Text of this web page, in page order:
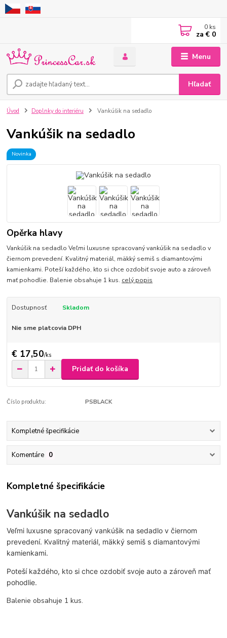
Menu
Hľadať
0 ks
za € 0
Úvod Doplnky do interiéru Vankúšik na sedadlo
Vankúšik na sedadlo
Novinka
Opěrka hlavy
Vankúšik na sedadlo Veľmi luxusne spracovaný vankúšik na sedadlo v
čiernom prevedení. Kvalitný materiál, mäkký semiš s diamantovými
kamienkami. Poteší každého, kto si chce ozdobiť svoje auto a zároveň
mať pohodlie. Balenie obsahuje 1 kus. celý popis
Dostupnosť Skladom
Nie sme platcovia DPH
€ 17,50/ks
Pridať do košíka
Číslo produktu: PSBLACK
Kompletné špecifikácie
Komentáre 0
Kompletné špecifikácie
Vankúšik na sedadlo
Veľmi luxusne spracovaný vankúšik na sedadlo v čiernom
prevedení. Kvalitný materiál, mäkký semiš s diamantovými
kamienkami.
Poteší každého, kto si chce ozdobiť svoje auto a zároveň mať
pohodlie.
Balenie obsahuje 1 kus.